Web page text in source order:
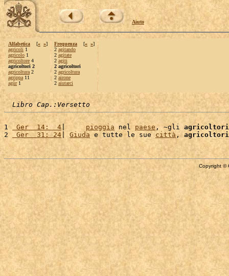
Aiuto
Alfabetica [« »]
agricoli 1
agricolo 1
agricoltore 4
agricoltori 2
agricoltura 2
agrippa 11
agùr1
Frequenza [« »]
2 agitando
2 agitate
2 agiti
2 agricoltori
2 agricoltura
2 airone
2 aiutarci
Libro Cap.:Versetto
1 Ger  14:  4| pioggia nel paese , ~gli agricoltori
2
Ger  31: 24 Giuda e tutte le sue città, agricoltori
Copyright ©